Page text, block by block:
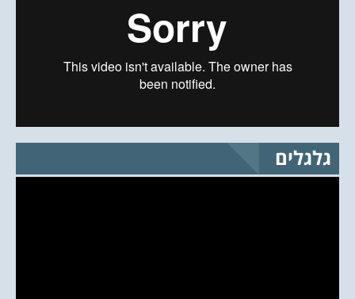
גלגלים